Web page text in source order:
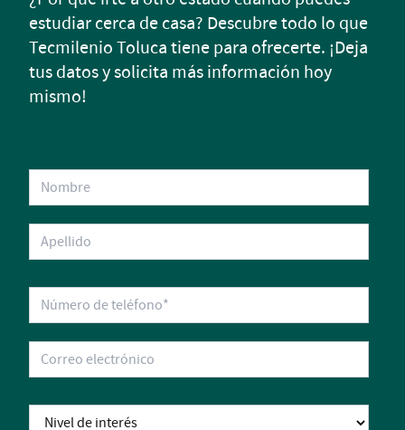
estudiar cerca de casa? Descubre todo lo que
Tecmilenio Toluca tiene para ofrecerte. ¡Deja
tus datos y solicita más información hoy
mismo!